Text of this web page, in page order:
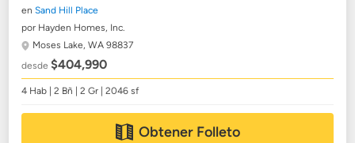
enSand Hill Place
por Hayden Homes, Inc.
Moses Lake, WA 98837
desde$404,990
4 Hab | 2 Bñ | 2 Gr | 2046 sf
Obtener Folleto